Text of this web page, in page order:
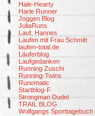
Hale-Hearty
Harle Runner
Joggen Blog
JuliaRuns
Lauf, Hannes
Laufen mit Frau Schmitt
laufen-total.de
Läuferblog
Laufgedanken
Running Zuschi
Running-Twins
Runomatic
Startblog-F
Strongman Dudel
TRAIL BLOG
Wolfgangs Sporttagebuch